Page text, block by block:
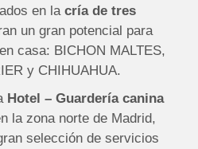
en lacría de tres
un gran potencial para
casa: BICHON MALTES,
y CHIHUAHUA.
Hotel – Guardería canina
la zona norte de Madrid,
selección de servicios